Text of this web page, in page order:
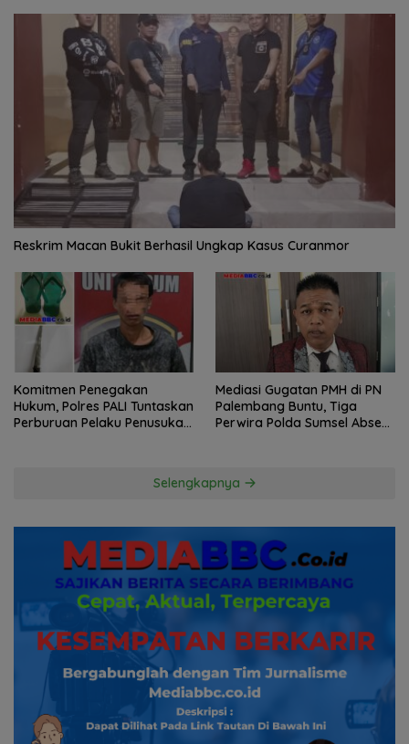
Reskrim Macan Bukit Berhasil Ungkap Kasus Curanmor
Komitmen Penegakan
Hukum, Polres PALI Tuntaskan
Perburuan Pelaku Penusukan
Mediasi Gugatan PMH di PN
Palembang Buntu, Tiga
Perwira Polda Sumsel Absen,
Selengkapnya